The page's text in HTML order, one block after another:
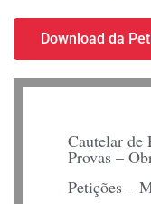
Download da
Cautelar de
Provas –
Petições –